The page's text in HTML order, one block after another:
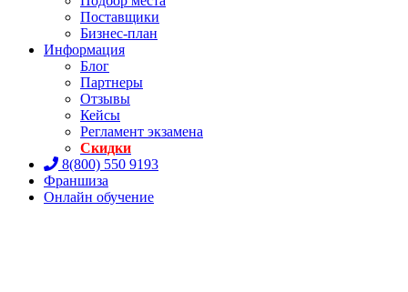
Поставщики
Бизнес-план
Информация
Блог
Партнеры
Отзывы
Кейсы
Регламент экзамена
Скидки
8(800) 550 9193
Франшиза
Онлайн обучение